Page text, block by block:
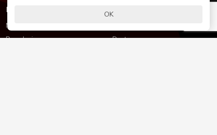
Informacije
Novosti & Promocije
Brandovi
Podrška
Dostava
OK